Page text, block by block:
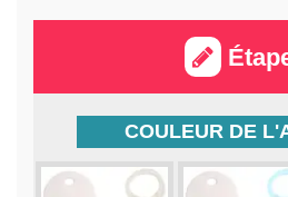
COULEUR DE